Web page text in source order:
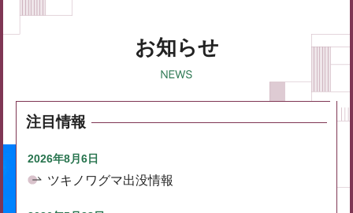
お知らせ
注目情報
2026年8月6日
ツキノワグマ出没情報